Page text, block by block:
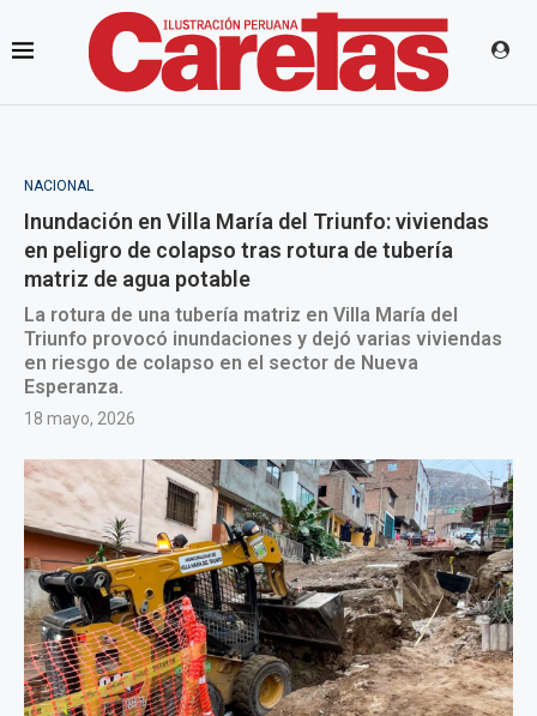
NACIONAL
Inundación en Villa María del Triunfo: viviendas
en peligro de colapso tras rotura de tubería
matriz de agua potable
La rotura de una tubería matriz en Villa María del
Triunfo provocó inundaciones y dejó varias viviendas
en riesgo de colapso en el sector de Nueva
Esperanza.
18 mayo, 2026